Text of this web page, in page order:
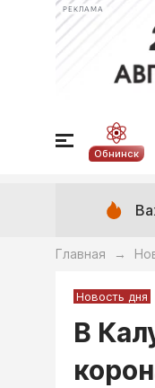
РЕКЛАМА
Обнинск
Главная →
Новость дня
В